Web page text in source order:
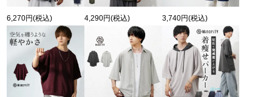
6,270円(税込) 4,290円(税込) 3,740円(税込)